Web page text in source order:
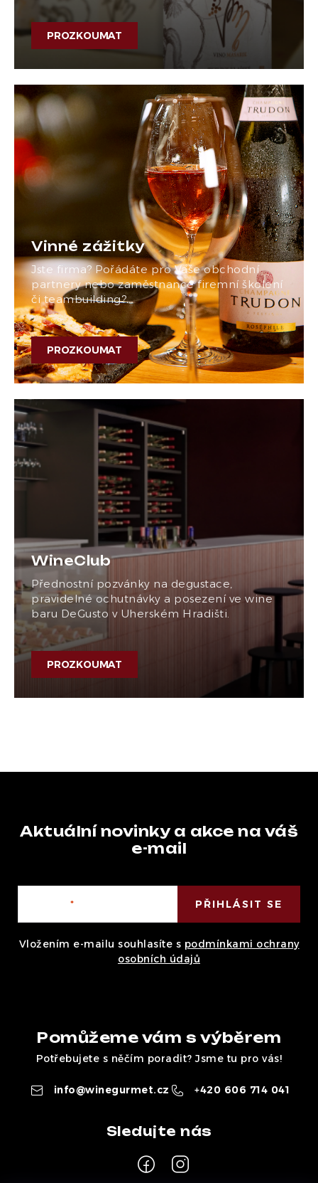
PROZKOUMAT
Vinné zážitky
Jste firma? Pořádáte pro Vaše obchodní
partnery nebo zaměstnance firemní školení
či teambuilding?…
PROZKOUMAT
WineClub
Přednostní pozvánky na degustace,
pravidelné ochutnávky a posezení ve wine
baru DeGusto v Uherském Hradišti.
PROZKOUMAT
Pomůžeme vám s výběrem
Potřebujete s něčím poradit? Jsme tu pro vás!
info@winegurmet.cz +420 606 714 041
Aktuální novinky a akce na váš
e-mail
Vložením e-mailu souhlasíte s podmínkami ochrany
osobních údajů
PŘIHLÁSIT SE